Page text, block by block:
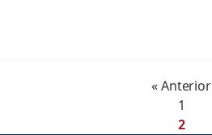
« Anterior
1
2